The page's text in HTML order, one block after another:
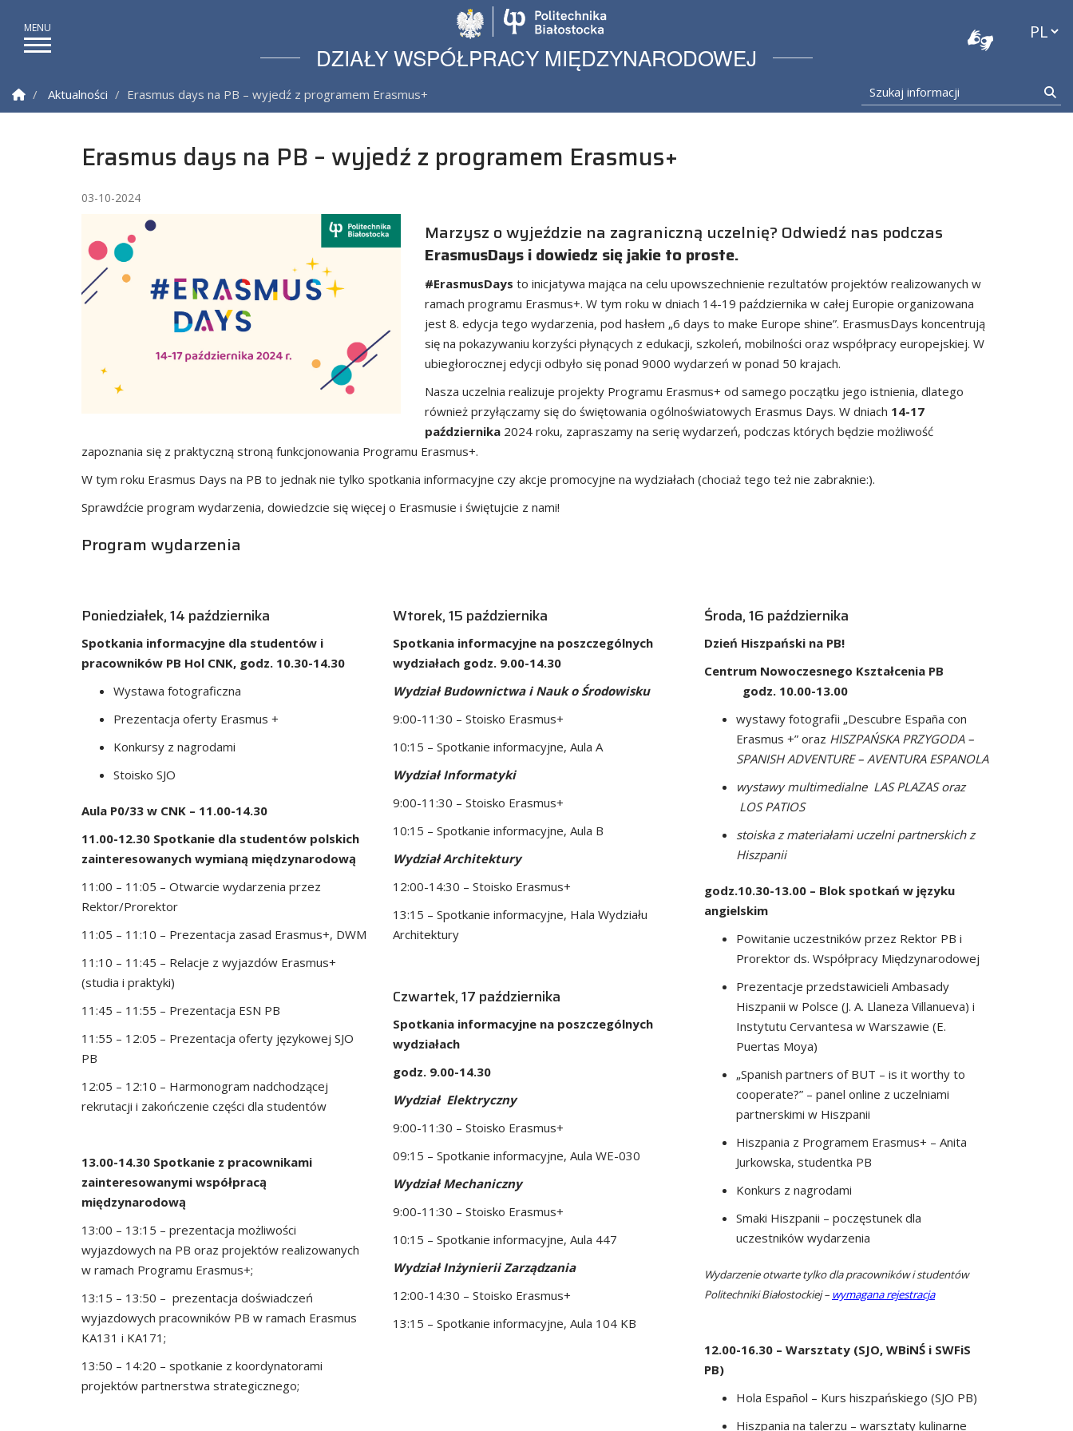
DZIAŁY WSPÓŁPRACY MIĘDZYNARODOWEJ
Strona Główna
Aktualności Erasmus days na PB – wyjedź z programem Erasmus+ Szukaj informacji
Erasmus days na PB – wyjedź z programem Erasmus+
03-10-2024
Marzysz o wyjeździe na zagraniczną uczelnię? Odwiedź nas podczas
ErasmusDays i dowiedz się jakie to proste.
#ErasmusDays to inicjatywa mająca na celu upowszechnienie rezultatów projektów realizowanych w
ramach programu Erasmus+. W tym roku w dniach 14-19 października w całej Europie organizowana
jest 8. edycja tego wydarzenia, pod hasłem „6 days to make Europe shine”. ErasmusDays koncentrują
się na pokazywaniu korzyści płynących z edukacji, szkoleń, mobilności oraz współpracy europejskiej. W
ubiegłorocznej edycji odbyło się ponad 9000 wydarzeń w ponad 50 krajach.
Nasza uczelnia realizuje projekty Programu Erasmus+ od samego początku jego istnienia, dlatego
również przyłączamy się do świętowania ogólnoświatowych Erasmus Days. W dniach 14-17
października 2024 roku, zapraszamy na serię wydarzeń, podczas których będzie możliwość
zapoznania się z praktyczną stroną funkcjonowania Programu Erasmus+.
W tym roku Erasmus Days na PB to jednak nie tylko spotkania informacyjne czy akcje promocyjne na wydziałach (chociaż tego też nie zabraknie:).
Sprawdźcie program wydarzenia, dowiedzcie się więcej o Erasmusie i świętujcie z nami!
Program wydarzenia
Poniedziałek, 14 października
Spotkania informacyjne dla studentów i
pracowników PB Hol CNK, godz. 10.30-14.30
Wystawa fotograficzna
Prezentacja oferty Erasmus +
Konkursy z nagrodami
Stoisko SJO
Aula P0/33 w CNK – 11.00-14.30
11.00-12.30 Spotkanie dla studentów polskich
zainteresowanych wymianą międzynarodową
11:00 – 11:05 – Otwarcie wydarzenia przez
Rektor/Prorektor
11:05 – 11:10 – Prezentacja zasad Erasmus+, DWM
11:10 – 11:45 – Relacje z wyjazdów Erasmus+
(studia i praktyki)
11:45 – 11:55 – Prezentacja ESN PB
11:55 – 12:05 – Prezentacja oferty językowej SJO
PB
12:05 – 12:10 – Harmonogram nadchodzącej
rekrutacji i zakończenie części dla studentów
13.00-14.30 Spotkanie z pracownikami
zainteresowanymi współpracą
międzynarodową
13:00 – 13:15 – prezentacja możliwości
wyjazdowych na PB oraz projektów realizowanych
w ramach Programu Erasmus+;
13:15 – 13:50 – prezentacja doświadczeń
wyjazdowych pracowników PB w ramach Erasmus
KA131 i KA171;
13:50 – 14:20 – spotkanie z koordynatorami
projektów partnerstwa strategicznego;
Wtorek, 15 października
Spotkania informacyjne na poszczególnych
wydziałach godz. 9.00-14.30
Wydział Budownictwa i Nauk o Środowisku
9:00-11:30 – Stoisko Erasmus+
10:15 – Spotkanie informacyjne, Aula A
Wydział Informatyki
9:00-11:30 – Stoisko Erasmus+
10:15 – Spotkanie informacyjne, Aula B
Wydział Architektury
12:00-14:30 – Stoisko Erasmus+
13:15 – Spotkanie informacyjne, Hala Wydziału
Architektury
Czwartek, 17 października
Spotkania informacyjne na poszczególnych
wydziałach
godz. 9.00-14.30
Wydział Elektryczny
9:00-11:30 – Stoisko Erasmus+
09:15 – Spotkanie informacyjne, Aula WE-030
Wydział Mechaniczny
9:00-11:30 – Stoisko Erasmus+
10:15 – Spotkanie informacyjne, Aula 447
Wydział Inżynierii Zarządzania
12:00-14:30 – Stoisko Erasmus+
13:15 – Spotkanie informacyjne, Aula 104 KB
Środa, 16 października
Dzień Hiszpański na PB!
Centrum Nowoczesnego Kształcenia PB
godz. 10.00-13.00
wystawy fotografii „Descubre España con
Erasmus +” oraz HISZPAŃSKA PRZYGODA –
SPANISH ADVENTURE – AVENTURA ESPANOLA
wystawy multimedialne LAS PLAZAS oraz
LOS PATIOS
stoiska z materiałami uczelni partnerskich z
Hiszpanii
godz.10.30-13.00 – Blok spotkań w języku
angielskim
Powitanie uczestników przez Rektor PB i
Prorektor ds. Współpracy Międzynarodowej
Prezentacje przedstawicieli Ambasady
Hiszpanii w Polsce (J. A. Llaneza Villanueva) i
Instytutu Cervantesa w Warszawie (E.
Puertas Moya)
„Spanish partners of BUT – is it worthy to
cooperate?” – panel online z uczelniami
partnerskimi w Hiszpanii
Hiszpania z Programem Erasmus+ – Anita
Jurkowska, studentka PB
Konkurs z nagrodami
Smaki Hiszpanii – poczęstunek dla
uczestników wydarzenia
Wydarzenie otwarte tylko dla pracowników i studentów
Politechniki Białostockiej – wymagana rejestracja
12.00-16.30 – Warsztaty (SJO, WBiNŚ i SWFiS
PB)
Hola Español – Kurs hiszpańskiego (SJO PB)
Hiszpania na talerzu – warsztaty kulinarne